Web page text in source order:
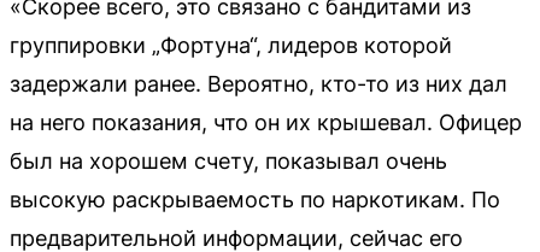
«Скорее всего, это связано с бандитами из
группировки „Фортуна“, лидеров которой
задержали ранее. Вероятно, кто-то из них дал
на него показания, что он их крышевал. Офицер
был на хорошем счету, показывал очень
высокую раскрываемость по наркотикам. По
предварительной информации, сейчас его